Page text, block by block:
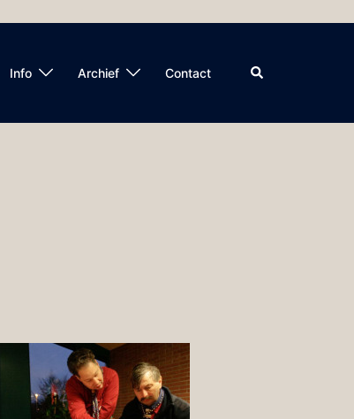
Info Archief Contact Zoeken